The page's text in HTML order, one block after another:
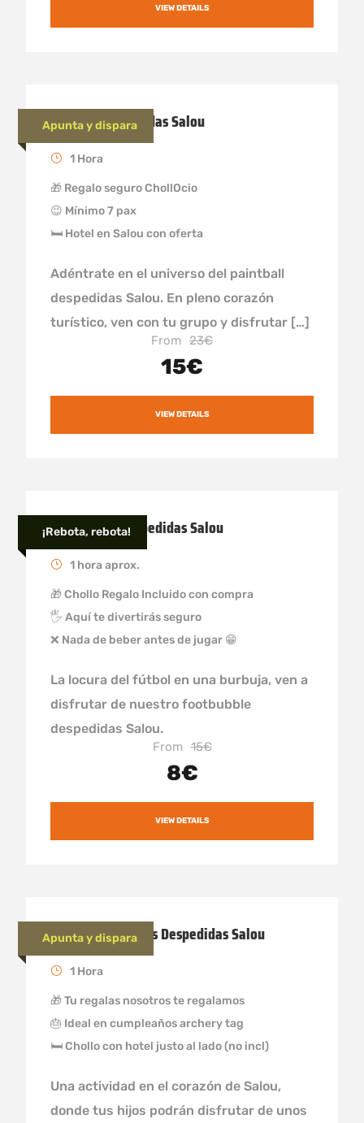
VIEW DETAILS
Apunta y dispara
Paintball Despdidas Salou
1 Hora
🎁 Regalo seguro ChollOcio
😉 Mínimo 7 pax
🛏 Hotel en Salou con oferta
Adéntrate en el universo del paintball
despedidas Salou. En pleno corazón
turístico, ven con tu grupo y disfrutar […]
From 23€
15€
VIEW DETAILS
¡Rebota, rebota!
Footbubble despedidas Salou
1 hora aprox.
🎁 Chollo Regalo Incluido con compra
🖐️ Aquí te divertirás seguro
❌ Nada de beber antes de jugar 😁
La locura del fútbol en una burbuja, ven a
disfrutar de nuestro footbubble
despedidas Salou.
From 15€
8€
VIEW DETAILS
Apunta y dispara
Juego de arqueros Despedidas Salou
1 Hora
🎁 Tu regalas nosotros te regalamos
🎂 Ideal en cumpleaños archery tag
🛏 Chollo con hotel justo al lado (no incl)
Una actividad en el corazón de Salou,
donde tus hijos podrán disfrutar de unos